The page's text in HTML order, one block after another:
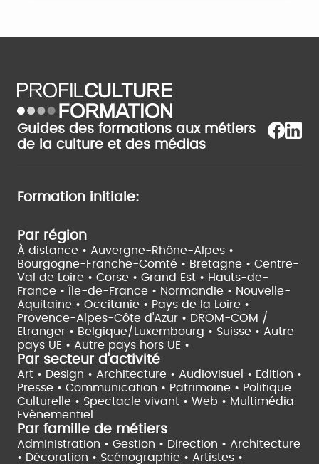
Guides des formations aux métiers
de la culture et des médias
Formation initiale:
Par région
À distance • Auvergne-Rhône-Alpes •
Bourgogne-Franche-Comté • Bretagne • Centre-
Val de Loire • Corse • Grand Est • Hauts-de-
France •
Île-de-France • Normandie • Nouvelle-
Aquitaine • Occitanie • Pays de la Loire •
Provence-Alpes-Côte d'Azur • DROM-COM /
Etranger • Belgique/Luxembourg • Suisse • Autre
pays UE • Autre pays hors UE •
Par secteur d'activité
Art • Design • Architecture • Audiovisuel • Edition •
Presse • Communication • Patrimoine • Politique
Culturelle • Spectacle vivant • Web • Multimédia
Evènementiel
Par famille de métiers
Administration • Gestion • Direction • Architecture
• Décoration • Scénographie • Artistes •